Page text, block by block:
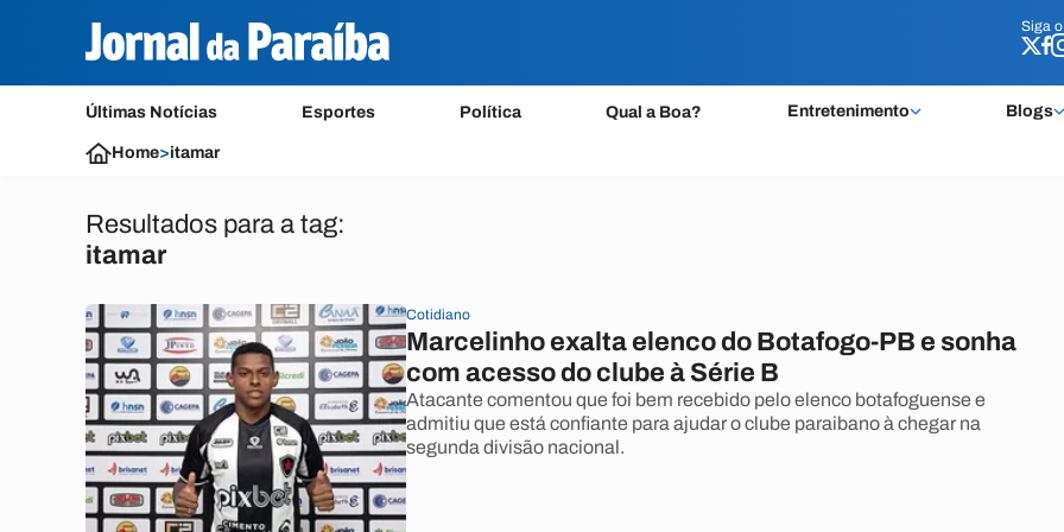
Siga o
Últimas Notícias Esportes Política Qual a Boa? Entretenimento Blogs
Siga o
Home>itamar
Resultados para a tag:
itamar
Cotidiano
Marcelinho exalta elenco do Botafogo-PB e sonha
com acesso do clube à Série B
Atacante comentou que foi bem recebido pelo elenco botafoguense e
admitiu que está confiante para ajudar o clube paraibano à chegar na
segunda divisão nacional.